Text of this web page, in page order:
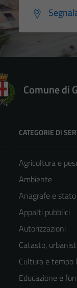
Comune di
CATEGORIE DI
Agricoltura e
Ambiente
Anagrafe e
Appalti pubblici
Autorizzazioni
Catasto,
Cultura e tempo
Educazione e